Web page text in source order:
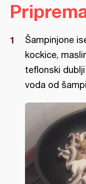
Šampinjone
kockice,
teflonski
voda od